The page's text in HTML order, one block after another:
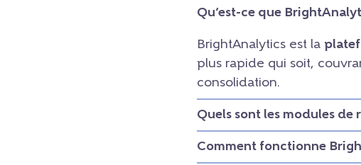
Qu’est-ce que
BrightAnalytics est la
plus rapide qui soit,
consolidation.
Quels sont les modules
Comment fonctionne